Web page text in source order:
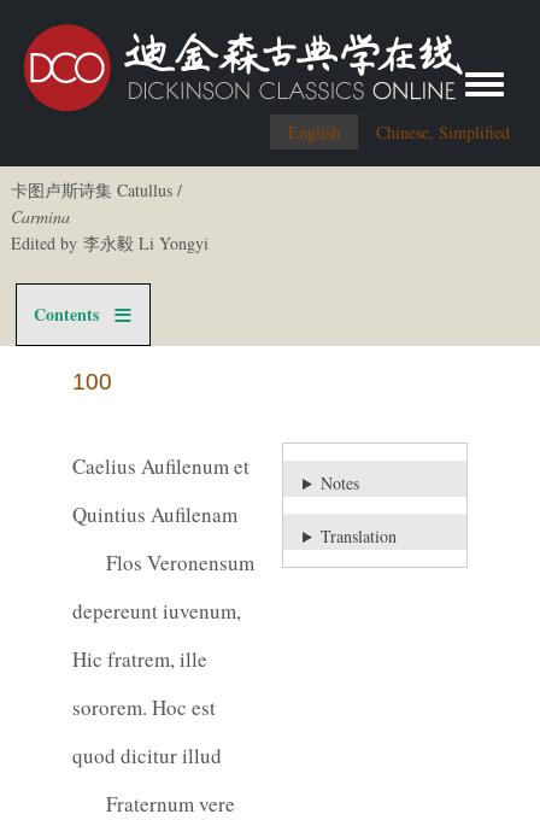
English Chinese, Simplified
Toggle
卡图卢斯诗集 Catullus /
Carmina
Edited by 李永毅 Li Yongyi
Contents
100
Caelius Aufilenum et
Quintius Aufilenam
Flos Veronensum
depereunt iuvenum,
Hic fratrem, ille
sororem. Hoc est
quod dicitur illud
Fraternum vere
Notes
Translation